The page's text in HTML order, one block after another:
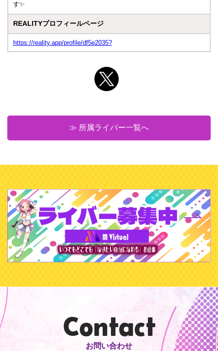
す✨
REALITYプロフィールページ
https://reality.app/profile/df5e2035?
≫ 所属ライバー一覧へ
Contact
お問い合わせ